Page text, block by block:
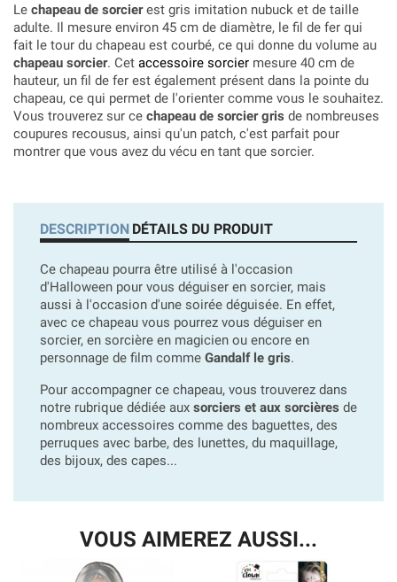
Le chapeau de sorcierest gris imitation nubuck et de taille
adulte. Il mesure environ 45 cm de diamètre, le fil de fer qui
fait le tour du chapeau est courbé, ce qui donne du volume au
chapeau sorcier. Cet accessoire sorcier mesure 40 cm de
hauteur, un fil de fer est également présent dans la pointe du
chapeau, ce qui permet de l'orienter comme vous le souhaitez.
Vous trouverez sur ce chapeau de sorcier gris de nombreuses
coupures recousus, ainsi qu'un patch, c'est parfait pour
montrer que vous avez du vécu en tant que sorcier.
DESCRIPTION DÉTAILS DU PRODUIT
Ce chapeau pourra être utilisé à l'occasion
d'Halloween pour vous déguiser en sorcier, mais
aussi à l'occasion d'une soirée déguisée. En effet,
avec ce chapeau vous pourrez vous déguiser en
sorcier, en sorcière en magicien ou encore en
personnage de film comme Gandalf le gris.
Pour accompagner ce chapeau, vous trouverez dans
notre rubrique dédiée aux sorciers et aux sorcières de
nombreux accessoires comme des baguettes, des
perruques avec barbe, des lunettes, du maquillage,
des bijoux, des capes...
VOUS AIMEREZ AUSSI...